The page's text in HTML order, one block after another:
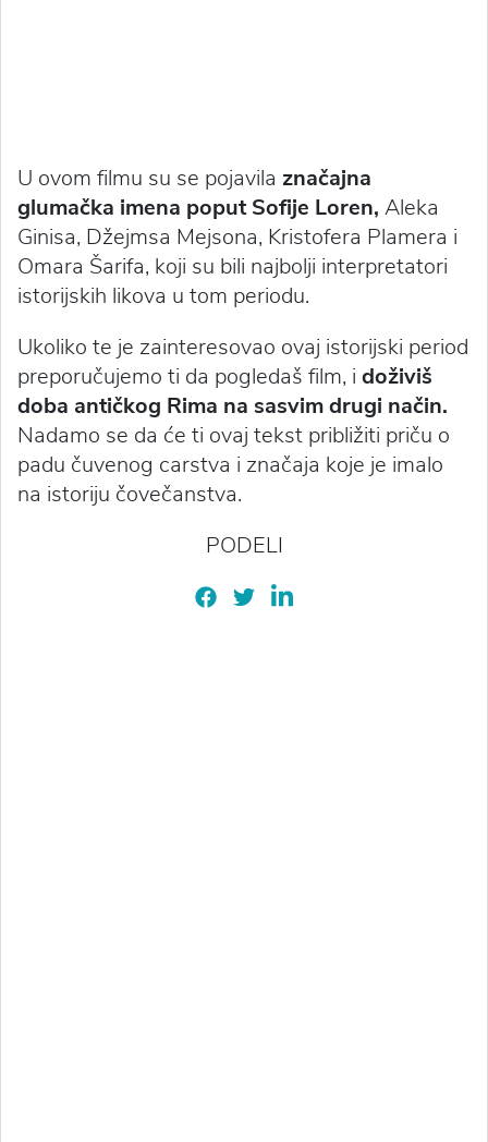
U ovom filmu su se pojavila značajna
glumačka imena poput Sofije Loren, Aleka
Ginisa, Džejmsa Mejsona, Kristofera Plamera i
Omara Šarifa, koji su bili najbolji interpretatori
istorijskih likova u tom periodu.
Ukoliko te je zainteresovao ovaj istorijski period
preporučujemo ti da pogledaš film, i doživiš
doba antičkog Rima na sasvim drugi način.
Nadamo se da će ti ovaj tekst približiti priču o
padu čuvenog carstva i značaja koje je imalo
na istoriju čovečanstva.
PODELI